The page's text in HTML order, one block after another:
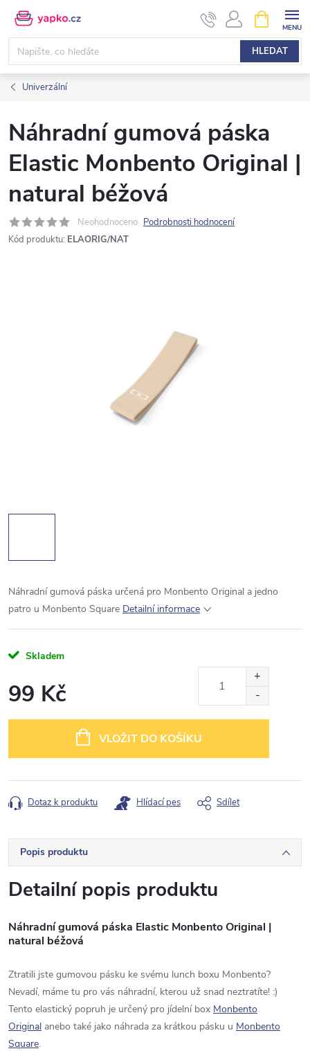
Přejít
obsah
HLEDAT
NÁKUPNÍ
KOŠÍK
Univerzální
Náhradní gumová páska
Elastic Monbento Original |
natural béžová
Neohodnoceno Podrobnosti hodnocení
Kód produktu: ELAORIG/NAT
Náhradní gumová páska určená pro Monbento Original a jedno
patro u Monbento Square Detailní informace
Skladem
99 Kč
VLOŽIT DO KOŠÍKU
Dotaz k produktu Hlídací pes Sdílet
Popis produktu
Detailní popis produktu
Náhradní gumová páska Elastic Monbento Original |
natural béžová
Ztratili jste gumovou pásku ke svému lunch boxu Monbento?
Nevadí, máme tu pro vás náhradní, kterou už snad neztratíte! :)
Tento elastický popruh je určený pro jídelní box Monbento
Original anebo také jako náhrada za krátkou pásku u Monbento
Square.